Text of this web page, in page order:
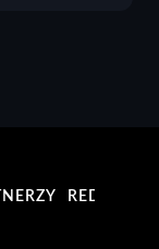
REDAKCJA